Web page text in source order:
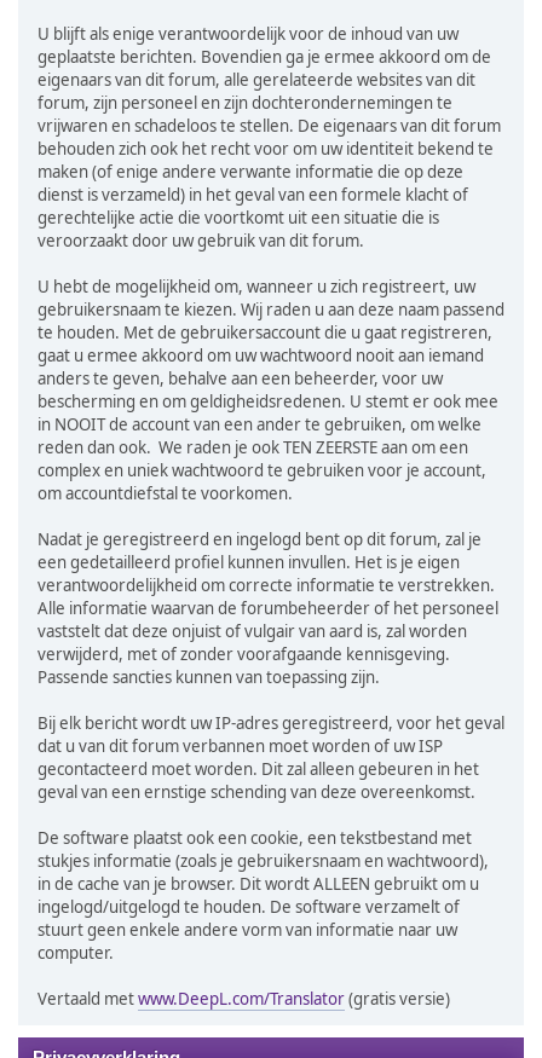
U blijft als enige verantwoordelijk voor de inhoud van uw
geplaatste berichten. Bovendien ga je ermee akkoord om de
eigenaars van dit forum, alle gerelateerde websites van dit
forum, zijn personeel en zijn dochterondernemingen te
vrijwaren en schadeloos te stellen. De eigenaars van dit forum
behouden zich ook het recht voor om uw identiteit bekend te
maken (of enige andere verwante informatie die op deze
dienst is verzameld) in het geval van een formele klacht of
gerechtelijke actie die voortkomt uit een situatie die is
veroorzaakt door uw gebruik van dit forum.
U hebt de mogelijkheid om, wanneer u zich registreert, uw
gebruikersnaam te kiezen. Wij raden u aan deze naam passend
te houden. Met de gebruikersaccount die u gaat registreren,
gaat u ermee akkoord om uw wachtwoord nooit aan iemand
anders te geven, behalve aan een beheerder, voor uw
bescherming en om geldigheidsredenen. U stemt er ook mee
in NOOIT de account van een ander te gebruiken, om welke
reden dan ook. We raden je ook TEN ZEERSTE aan om een
complex en uniek wachtwoord te gebruiken voor je account,
om accountdiefstal te voorkomen.
Nadat je geregistreerd en ingelogd bent op dit forum, zal je
een gedetailleerd profiel kunnen invullen. Het is je eigen
verantwoordelijkheid om correcte informatie te verstrekken.
Alle informatie waarvan de forumbeheerder of het personeel
vaststelt dat deze onjuist of vulgair van aard is, zal worden
verwijderd, met of zonder voorafgaande kennisgeving.
Passende sancties kunnen van toepassing zijn.
Bij elk bericht wordt uw IP-adres geregistreerd, voor het geval
dat u van dit forum verbannen moet worden of uw ISP
gecontacteerd moet worden. Dit zal alleen gebeuren in het
geval van een ernstige schending van deze overeenkomst.
De software plaatst ook een cookie, een tekstbestand met
stukjes informatie (zoals je gebruikersnaam en wachtwoord),
in de cache van je browser. Dit wordt ALLEEN gebruikt om u
ingelogd/uitgelogd te houden. De software verzamelt of
stuurt geen enkele andere vorm van informatie naar uw
computer.
Vertaald metwww.DeepL.com/Translator(gratis versie)